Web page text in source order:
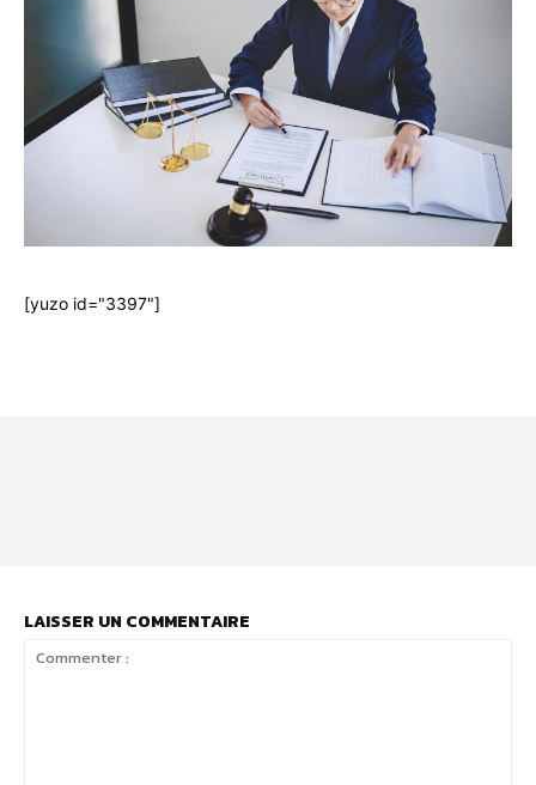
[yuzo id="3397"]
LAISSER UN COMMENTAIRE